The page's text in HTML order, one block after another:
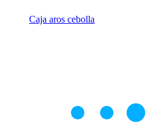
Caja aros cebolla